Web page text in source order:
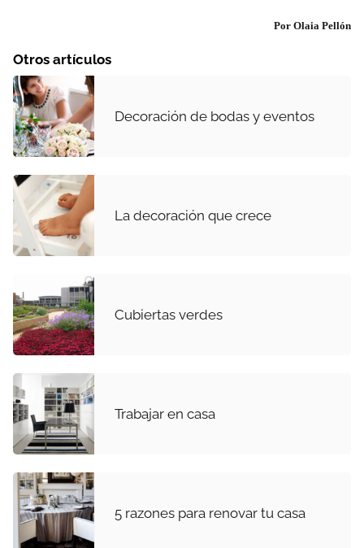
Por Olaia Pellón
Otros artículos
Decoración de bodas y eventos
La decoración que crece
Cubiertas verdes
Trabajar en casa
5 razones para renovar tu casa